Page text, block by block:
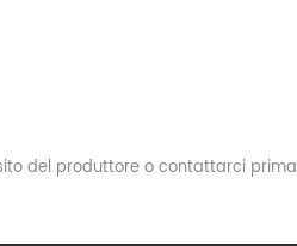
del produttore o contattarci prima